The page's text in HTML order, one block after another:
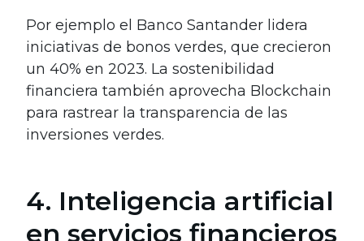
Por ejemplo el Banco Santander lidera
iniciativas de bonos verdes, que crecieron
un 40% en 2023. La sostenibilidad
financiera también aprovecha Blockchain
para rastrear la transparencia de las
inversiones verdes.
4. Inteligencia artificial
en servicios financieros